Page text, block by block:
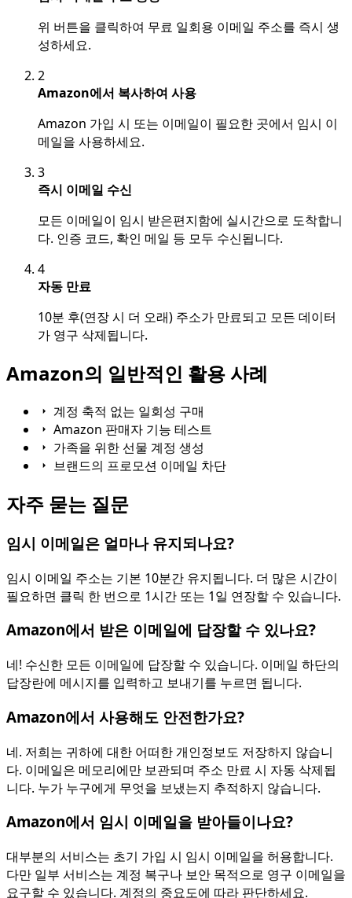
위 버튼을 클릭하여 무료 일회용 이메일 주소를 즉시 생
성하세요.
2
Amazon에서 복사하여 사용
Amazon 가입 시 또는 이메일이 필요한 곳에서 임시 이
메일을 사용하세요.
3
즉시 이메일 수신
모든 이메일이 임시 받은편지함에 실시간으로 도착합니
다. 인증 코드, 확인 메일 등 모두 수신됩니다.
4
자동 만료
10분 후(연장 시 더 오래) 주소가 만료되고 모든 데이터
가 영구 삭제됩니다.
Amazon의 일반적인 활용 사례
계정 축적 없는 일회성 구매
Amazon 판매자 기능 테스트
가족을 위한 선물 계정 생성
브랜드의 프로모션 이메일 차단
자주 묻는 질문
임시 이메일은 얼마나 유지되나요?
임시 이메일 주소는 기본 10분간 유지됩니다. 더 많은 시간이
필요하면 클릭 한 번으로 1시간 또는 1일 연장할 수 있습니다.
Amazon에서 받은 이메일에 답장할 수 있나요?
네! 수신한 모든 이메일에 답장할 수 있습니다. 이메일 하단의
답장란에 메시지를 입력하고 보내기를 누르면 됩니다.
Amazon에서 사용해도 안전한가요?
네. 저희는 귀하에 대한 어떠한 개인정보도 저장하지 않습니
다. 이메일은 메모리에만 보관되며 주소 만료 시 자동 삭제됩
니다. 누가 누구에게 무엇을 보냈는지 추적하지 않습니다.
Amazon에서 임시 이메일을 받아들이나요?
대부분의 서비스는 초기 가입 시 임시 이메일을 허용합니다.
다만 일부 서비스는 계정 복구나 보안 목적으로 영구 이메일을
요구할 수 있습니다. 계정의 중요도에 따라 판단하세요.